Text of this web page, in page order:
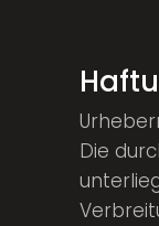
Die